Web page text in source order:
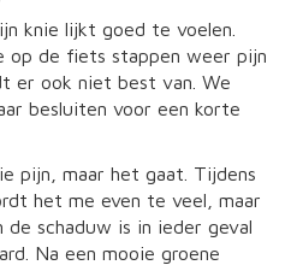
knie lijkt goed te voelen.
op de fiets stappen weer pijn
er ook niet best van. We
besluiten voor een korte
pijn, maar het gaat. Tijdens
het me even te veel, maar
de schaduw is in ieder geval
Na een mooie groene